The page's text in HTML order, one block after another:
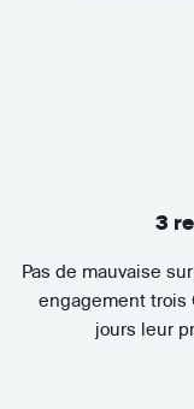
3
Pas de mauvaise
engagement trois
jours leur